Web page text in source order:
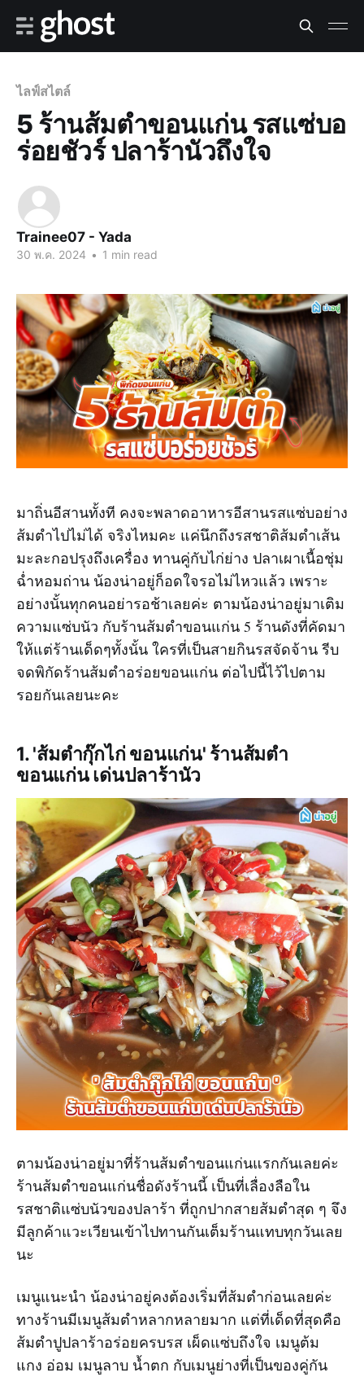
ไลฟ์สไตล์
5 ร้านส้มตำขอนแก่น รสแซ่บอ
ร่อยชัวร์ ปลาร้านัวถึงใจ
Trainee07 - Yada
30 พ.ค. 2024 • 1 min read
มาถิ่นอีสานทั้งที คงจะพลาดอาหารอีสานรสแซ่บอย่าง
ส้มตำไปไม่ได้ จริงไหมคะ แค่นึกถึงรสชาติส้มตำเส้น
มะละกอปรุงถึงเครื่อง ทานคู่กับไก่ย่าง ปลาเผาเนื้อชุ่ม
ฉ่ำหอมถ่าน น้องน่าอยู่ก็อดใจรอไม่ไหวแล้ว เพราะ
อย่างนั้นทุกคนอย่ารอช้าเลยค่ะ ตามน้องน่าอยู่มาเติม
ความแซ่บนัว กับร้านส้มตำขอนแก่น 5 ร้านดังที่คัดมา
ให้แต่ร้านเด็ดๆทั้งนั้น ใครที่เป็นสายกินรสจัดจ้าน รีบ
จดพิกัดร้านส้มตำอร่อยขอนแก่น ต่อไปนี้ไว้ไปตาม
รอยกันเลยนะคะ
1. 'ส้มตำกุ๊กไก่ ขอนแก่น' ร้านส้มตำ
ขอนแก่น เด่นปลาร้านัว
ตามน้องน่าอยู่มาที่ร้านส้มตำขอนแก่นแรกกันเลยค่ะ
ร้านส้มตำขอนแก่นชื่อดังร้านนี้ เป็นที่เลื่องลือใน
รสชาติแซ่บนัวของปลาร้า ที่ถูกปากสายส้มตำสุด ๆ จึง
มีลูกค้าแวะเวียนเข้าไปทานกันเต็มร้านแทบทุกวันเลย
นะ
เมนูแนะนำ น้องน่าอยู่คงต้องเริ่มที่ส้มตำก่อนเลยค่ะ
ทางร้านมีเมนูส้มตำหลากหลายมาก แต่ที่เด็ดที่สุดคือ
ส้มตำปูปลาร้าอร่อยครบรส เผ็ดแซ่บถึงใจ เมนูต้ม
แกง อ่อม เมนูลาบ น้ำตก กับเมนูย่างที่เป็นของคู่กัน